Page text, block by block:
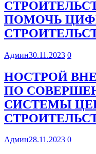
ПОМОЧЬ
Админ30.11.2023 0
НОСТРОЙ
ПО
СИСТЕМЫ
Админ28.11.2023 0